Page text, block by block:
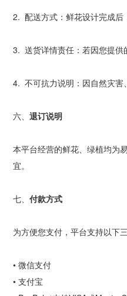
2. 配送方式：鲜花设计完成后
3. 送货详情责任：若因您提供
4. 不可抗力说明：因自然灾害
六、 退订说明
本平台经营的鲜花、绿植均为
宜。
七、 付款方式
为方便您支付，平台支持以下
• 微信支付
• 支付宝